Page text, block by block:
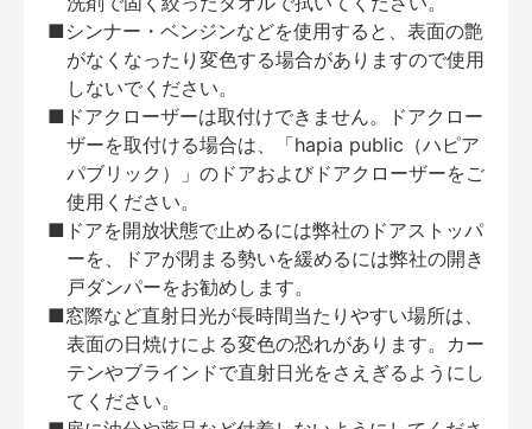
■シンナー・ベンジンなどを使用すると、表面の艶
がなくなったり変色する場合がありますので使用
しないでください。
■ドアクローザーは取付けできません。ドアクロー
ザーを取付ける場合は、「hapia public（ハピア
パブリック）」のドアおよびドアクローザーをご
使用ください。
■ドアを開放状態で止めるには弊社のドアストッパ
ーを、ドアが閉まる勢いを緩めるには弊社の開き
戸ダンパーをお勧めします。
■窓際など直射日光が長時間当たりやすい場所は、
表面の日焼けによる変色の恐れがあります。カー
テンやブラインドで直射日光をさえぎるようにし
てください。